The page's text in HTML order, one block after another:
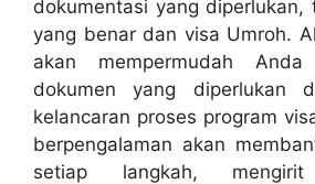
dokumentasi yang diperlukan,
yang benar dan visa Umroh.
akan mempermudah
dokumen yang diperlukan
kelancaran proses program
berpengalaman akan
setiap langkah,